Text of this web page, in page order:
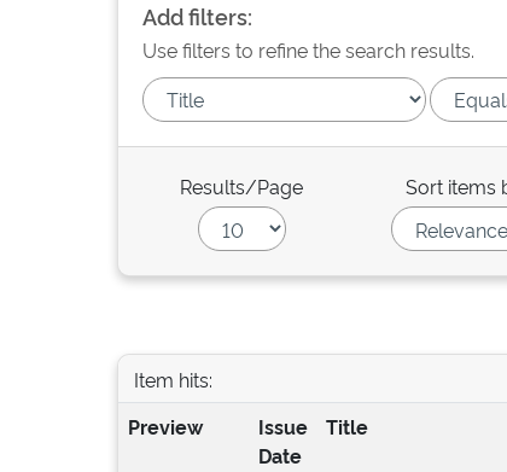
Add filters:
Use filters to refine the search results.
Results/Page Sort items
Item hits:
Preview
Issue
Date
Title